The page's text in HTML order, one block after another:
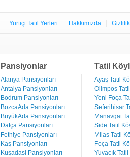
Yurtiçi Tatil Yerleri Hakkımızda
Pansiyonlar
Alanya Pansiyonları
Antalya Pansiyonları
Bodrum Pansiyonları
BozcaAda Pansiyonları
BüyükAda Pansiyonları
Datça Pansiyonları
Fethiye Pansiyonları
Kaş Pansiyonları
Kuşadasi Pansiyonları
Tatil
Ayaş Tatil
Olimpos
Yeni Foça
Seferihisar
Manavgat
Side Tatil
Milas Tatil
Foça Tatil
Yuvacık